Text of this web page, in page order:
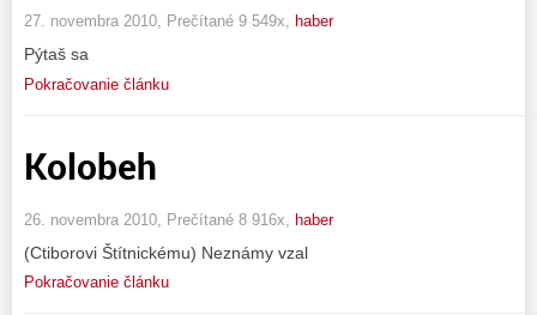
27. novembra 2010, Prečítané 9 549x, haber
Pýtaš sa
Pokračovanie článku
Kolobeh
26. novembra 2010, Prečítané 8 916x, haber
(Ctiborovi Štítnickému) Neznámy vzal
Pokračovanie článku